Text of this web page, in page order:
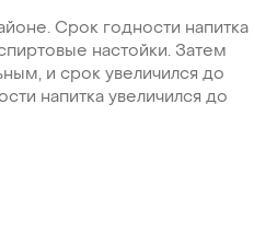
Срок годности напитка
настойки. Затем
и срок увеличился до
напитка увеличился до